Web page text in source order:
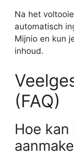
Na het
automatisch
Mijnio en kun
inhoud.
(FAQ)
Hoe